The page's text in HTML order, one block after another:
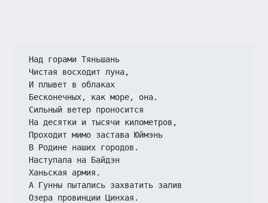
Над горами Тяньшань
Чистая восходит луна,
И плывет в облаках
Бесконечных, как море, она.
Сильный ветер проносится
На десятки и тысячи километров,
Проходит мимо застава Юймэнь
В Родине наших городов.
Наступала на Байдэн
Ханьская армия.
А Гунны пытались захватить залив
Озера провинции Цинхая.